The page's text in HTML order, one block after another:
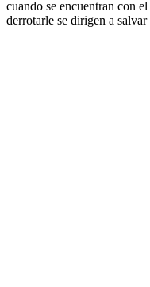
cuando se encuentran con
derrotarle se dirigen a